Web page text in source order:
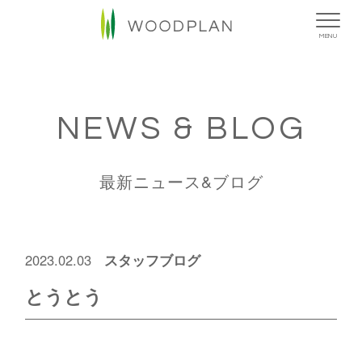
NEWS & BLOG
最新ニュース&ブログ
2023.02.03 スタッフブログ
とうとう
MENU